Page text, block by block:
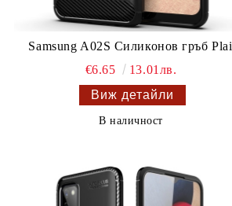
Samsung A02S Силиконов гръб Plai
€6.65
13.01лв.
Виж детайли
В наличност